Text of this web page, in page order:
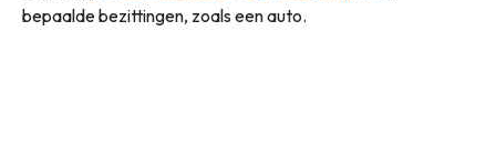
bepaalde bezittingen, zoals een auto.